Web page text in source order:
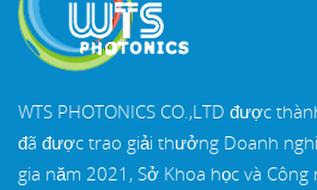
WTS PHOTONICS CO.,LTD được
đã được trao giải thưởng Doanh
gia năm 2021, Sở Khoa học và